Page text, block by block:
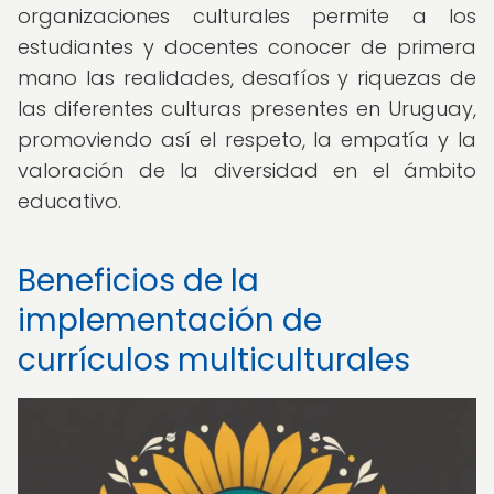
organizaciones culturales permite a los
estudiantes y docentes conocer de primera
mano las realidades, desafíos y riquezas de
las diferentes culturas presentes en Uruguay,
promoviendo así el respeto, la empatía y la
valoración de la diversidad en el ámbito
educativo.
Beneficios de la
implementación de
currículos multiculturales